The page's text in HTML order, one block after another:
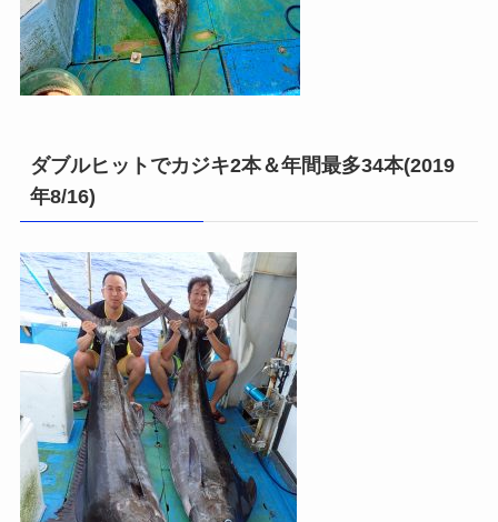
ダブルヒットでカジキ2本＆年間最多34本(2019
年8/16)